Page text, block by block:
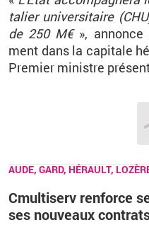
ta­lier uni­ver­si­taire
de 250 M€ »,
ment dans la ca­pi­tale
Pre­mier mi­nistre
AUDE, GARD, HÉRAULT,
Cmultiserv renforce
ses nouveaux